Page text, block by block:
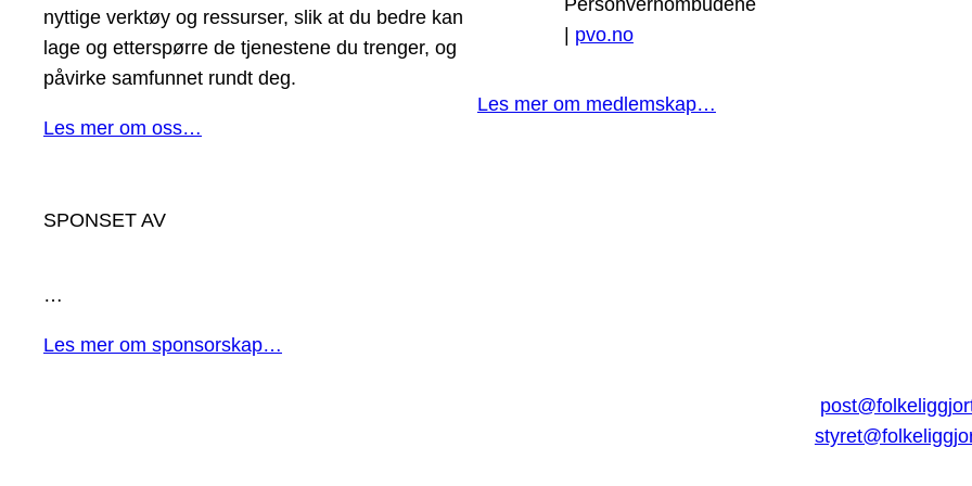
nyttige verktøy og ressurser, slik at du bedre kan
lage og etterspørre de tjenestene du trenger, og
påvirke samfunnet rundt deg.
Les mer om oss…
| pvo.no
Les mer om medlemskap…
SPONSET AV
…
Les mer om sponsorskap…